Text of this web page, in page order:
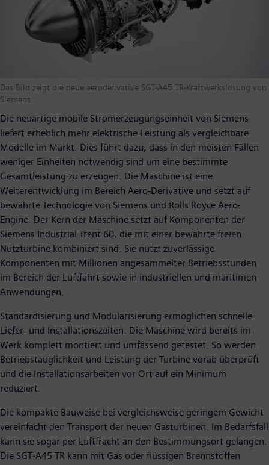
Das Bild zeigt die neue aeroderivative SGT-A45 TR-Kraftwerkslösung von
Siemens.
Die neuartige mobile Stromerzeugungseinheit von Siemens
liefert erheblich mehr elektrische Leistung als vergleichbare
Modelle im Markt. Dies führt dazu, dass in den meisten Fällen
weniger Einheiten notwendig sind um eine bestimmte
Gesamtleistung zu erzeugen. Die Maschine ist eine
Weiterentwicklung im Bereich Aero-Derivative und setzt auf
bewährte Technologie von Siemens und Rolls Royce Aero-
Engine. Der Kern der Maschine setzt auf Komponenten der
Siemens Industrial Trent 60, die mit einer bewährte freien
Nutzturbine kombiniert sind. Sie nutzt zuverlässige
Komponenten mit Millionen angesammelter Betriebsstunden
im Bereich der Luftfahrt sowie in industriellen und maritimen
Anwendungen.
Standardisierung und Modularisierung ermöglichen schnelle
Liefer- und Installationszeiten. Die Maschine wird bereits im
Werk komplett montiert und umfassend getestet. So werden
Betriebstauglichkeit und Leistung der Turbine vorab überprüft
und die Installationsarbeiten vor Ort auf ein Minimum
reduziert.
Die kompakte Bauweise bei vergleichsweise geringem Gewicht
vereinfacht den Transport der neuen Gasturbinen. Im Bedarfsfall
kann sie sogar per Luftfracht an den Bestimmungsort gelangen.
Die SGT-A45 TR kann mit Gas oder flüssigen Brennstoffen